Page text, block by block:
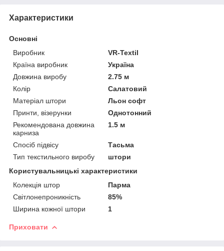
Характеристики
Основні
Виробник
VR-Textil
Країна виробник
Україна
Довжина виробу
2.75 м
Колір
Салатовий
Матеріал штори
Льон софт
Принти, візерунки
Однотонний
Рекомендована довжина
карниза
1.5 м
Спосіб підвісу
Тасьма
Тип текстильного виробу
штори
Користувальницькі характеристики
Колекція штор
Парма
Світлонепроникність
85%
Ширина кожної штори
1
Приховати